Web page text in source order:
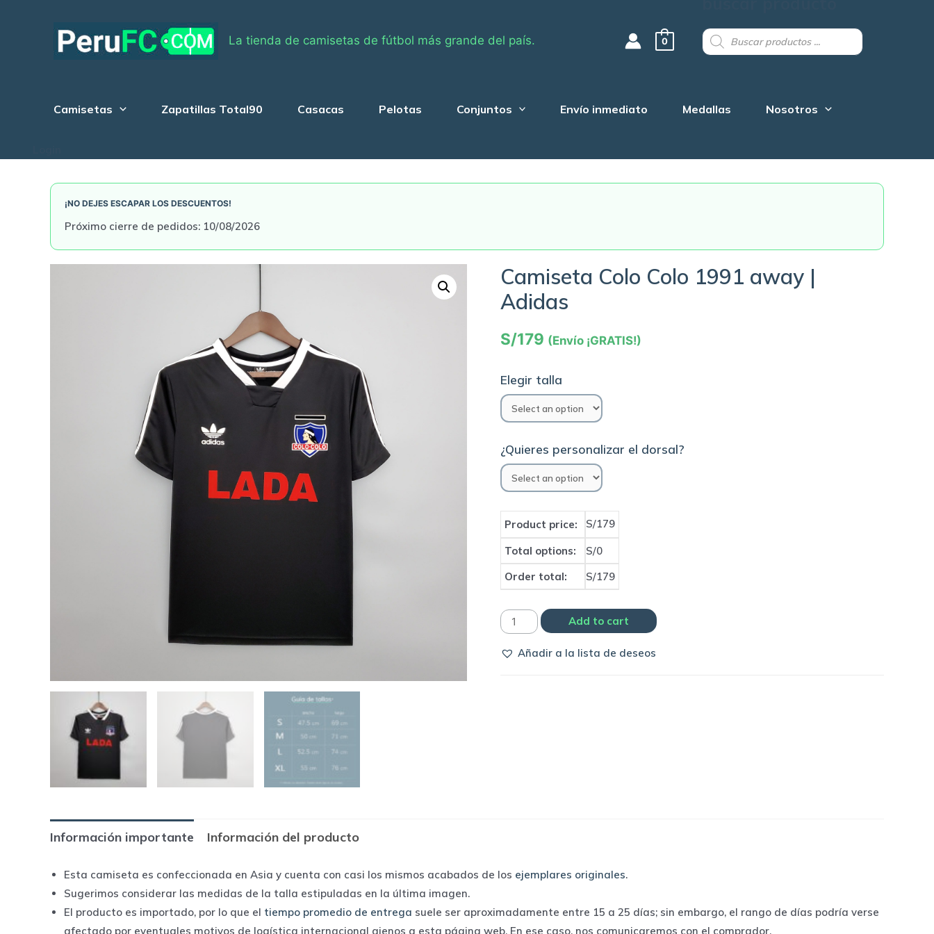
La tienda de camisetas de fútbol más grande del país. 0
Products
search
Camisetas Zapatillas Total90 Casacas Pelotas Conjuntos Envío inmediato Medallas Nosotros
¡NO DEJES ESCAPAR LOS DESCUENTOS!
Próximo cierre de pedidos: 10/08/2026
Camiseta Colo Colo 1991 away |
Adidas
S/179 (Envío ¡GRATIS!)
Elegir talla
¿Quieres personalizar el dorsal?
Product price: S/179
Total options:
S/0
Order total:
S/179
Camiseta
Colo
Add to cart
Añadir a la lista de deseos
Información importante Información del producto
Esta camiseta es confeccionada en Asia y cuenta con casi los mismos acabados de los ejemplares originales.
Sugerimos considerar las medidas de la talla estipuladas en la última imagen.
El producto es importado, por lo que el tiempo promedio de entrega suele ser aproximadamente entre 15 a 25 días; sin embargo, el rango de días podría verse
afectado por eventuales motivos de logística internacional ajenos a esta página web. En ese caso, nos comunicaremos con el comprador.